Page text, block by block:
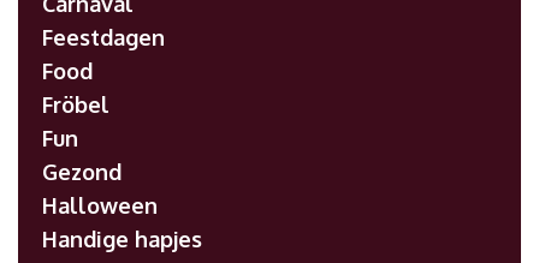
Feestdagen
Food
Fröbel
Fun
Gezond
Halloween
Handige hapjes